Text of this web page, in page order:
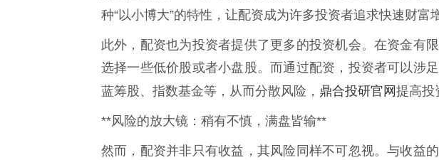
种“以小博大”的特性，让配资成为许多投资者追求快速财富
此外，配资也为投资者提供了更多的投资机会。在资金有
选择一些低价股或者小盘股。而通过配资，投资者可以涉
蓝筹股、指数基金等，从而分散风险， 鼎合投研官网提高投
**风险的放大镜：稍有不慎，满盘皆输**
然而，配资并非只有收益，其风险同样不可忽视。与收益